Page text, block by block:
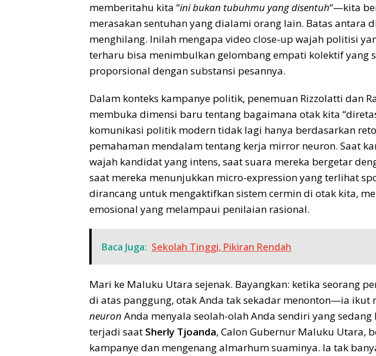
memberitahu kita “ini bukan tubuhmu yang disentuh“—kita
merasakan sentuhan yang dialami orang lain. Batas antara
menghilang. Inilah mengapa video close-up wajah politisi
terharu bisa menimbulkan gelombang empati kolektif yang
proporsional dengan substansi pesannya.
Dalam konteks kampanye politik, penemuan Rizzolatti dan
membuka dimensi baru tentang bagaimana otak kita
komunikasi politik modern tidak lagi hanya berdasarkan
pemahaman mendalam tentang kerja mirror neuron. Saat
wajah kandidat yang intens, saat suara mereka bergetar
saat mereka menunjukkan micro-expression yang terlihat
dirancang untuk mengaktifkan sistem cermin di otak kita,
emosional yang melampaui penilaian rasional.
Baca Juga: Sekolah Tinggi, Pikiran Rendah
Mari ke Maluku Utara sejenak. Bayangkan: ketika seorang
di atas panggung, otak Anda tak sekadar menonton—ia ikut
neuron Anda menyala seolah-olah Anda sendiri yang
terjadi saat Sherly Tjoanda, Calon Gubernur Maluku Utara,
kampanye dan mengenang almarhum suaminya. Ia tak